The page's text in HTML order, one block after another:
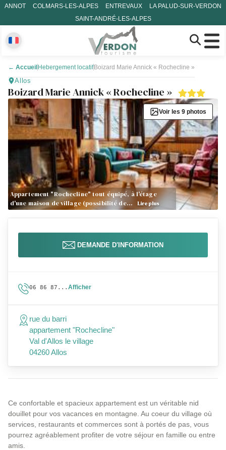
ANNOT COLMARS-LES-ALPES ENTREVAUX
LA PALUD-SUR-VERDON
SAINT-ANDRÉ-LES-ALPES
← Accueil Hebergement locatif Boizard Marie Annick « Rochecline »
Allos
Boizard Marie Annick « Rochecline »
Appartement "Rochecline" tout équipé, à l'étage
d'une maison de village (possibilité de…
Lire plus
Voir les 9 photos
Ce confortable et spacieux appartement est un véritable nid
douillet pour vos vacances en montagne. Au coeur du village où
services, restaurants et commerces sont à portés de pas, vous
pourrez agréablement profiter de votre séjour en famille ou entre
amis.
DEMANDE D'INFORMATION
06 86 87... Afficher
rue du barri
appartement "Rochecline"
Val d'Allos le village
04260 Allos